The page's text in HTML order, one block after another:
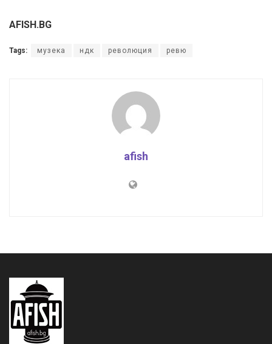
AFISH.BG
Tags: музека ндк революция ревю
afish